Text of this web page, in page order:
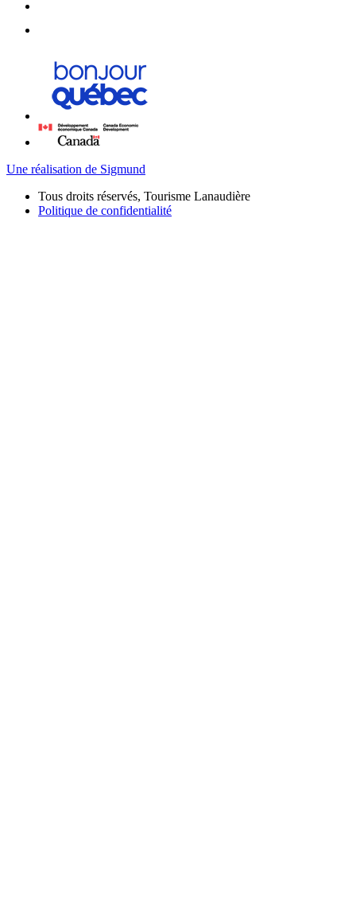
Une réalisation de Sigmund
Tous droits réservés, Tourisme Lanaudière
Politique de confidentialité